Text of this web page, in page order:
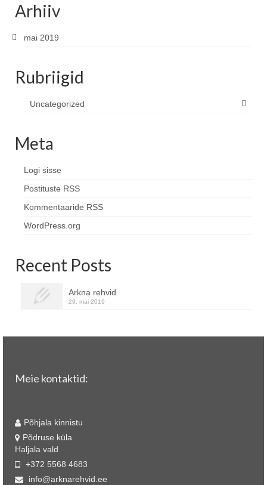
Arhiiv
mai 2019
Rubriigid
Uncategorized
Meta
Logi sisse
Postituste RSS
Kommentaaride RSS
WordPress.org
Recent Posts
Arkna rehvid
29. mai 2019
Meie kontaktid:
Põhjala kinnistu
Põdruse küla
Haljala vald
+372 5568 4683
info@arknarehvid.ee